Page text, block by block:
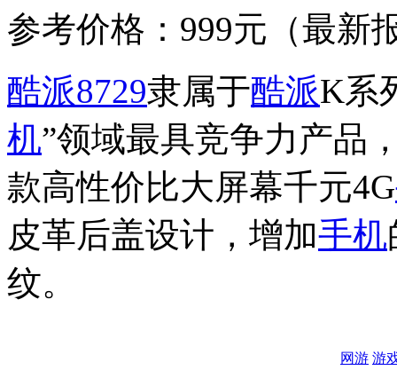
参考价格：999元（最新
酷派8729隶属于酷派K系
机”领域最具竞争力产品
款高性价比大屏幕千元4G
皮革后盖设计，增加手机
纹。
网游 游